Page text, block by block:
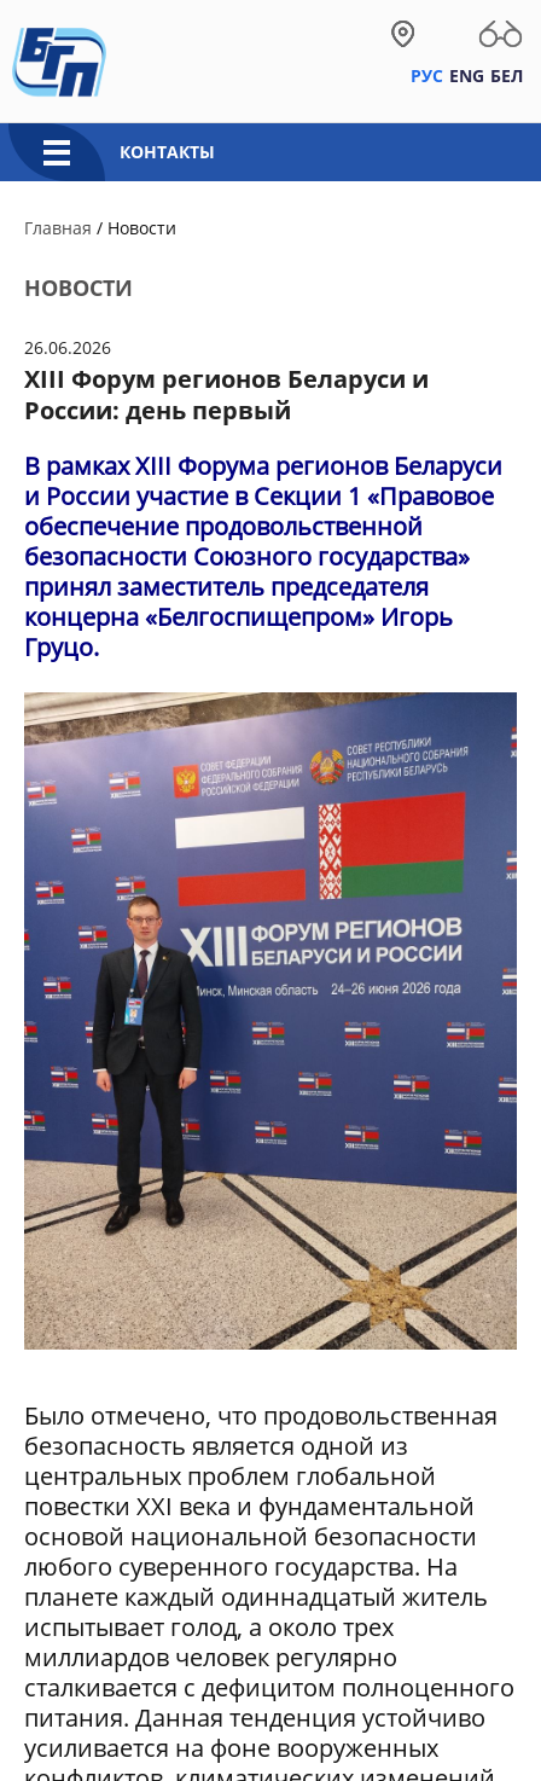
РУС ENG БЕЛ
КОНТАКТЫ
Главная / Новости
НОВОСТИ
26.06.2026
XIII Форум регионов Беларуси и
России: день первый
В рамках XIII Форума регионов Беларуси
и России участие в Секции 1 «Правовое
обеспечение продовольственной
безопасности Союзного государства»
принял заместитель председателя
концерна «Белгоспищепром» Игорь
Груцо.
Было отмечено, что продовольственная
безопасность является одной из
центральных проблем глобальной
повестки XXI века и фундаментальной
основой национальной безопасности
любого суверенного государства. На
планете каждый одиннадцатый житель
испытывает голод, а около трех
миллиардов человек регулярно
сталкивается с дефицитом полноценного
питания. Данная тенденция устойчиво
усиливается на фоне вооруженных